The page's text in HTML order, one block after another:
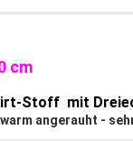
cm
Stoff mit
angerauht -